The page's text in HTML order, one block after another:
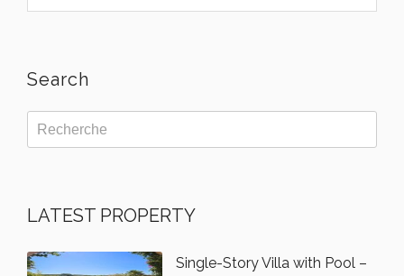
Search
LATEST PROPERTY
Single-Story Villa with Pool –